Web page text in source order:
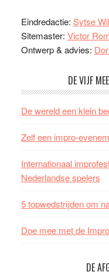
Eindredactie: Sytse
Sitemaster: Victor
Ontwerp & advies:
DE VIJF
De wereld een klein
Zelf een impro-
Internationaal
Nederlandse spelers
5 topwedstrijden om
Doe mee met de
DE